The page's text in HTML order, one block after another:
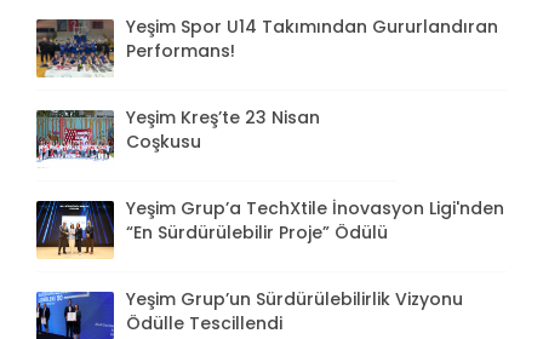
Yeşim Spor U14 Takımından Gururlandıran
Performans!
Yeşim Kreş’te 23 Nisan
Coşkusu
Yeşim Grup’a TechXtile İnovasyon Ligi'nden
“En Sürdürülebilir Proje” Ödülü
Yeşim Grup’un Sürdürülebilirlik Vizyonu
Ödülle Tescillendi